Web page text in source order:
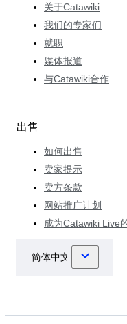
关于Catawiki
我们的专家们
就职
媒体报道
与Catawiki合作
出售
如何出售
卖家提示
卖方条款
网站推广计划
成为Catawiki Live